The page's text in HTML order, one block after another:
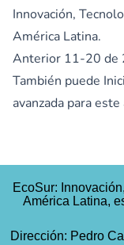
Innovación,
América Latina.
Anterior 11-20 de
También puede
avanzada para
EcoSur:
América Latina,
Dirección: Pedro